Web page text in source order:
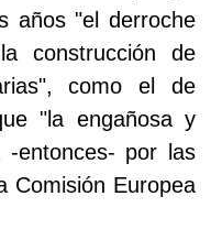
años "el derroche
construcción de
como el de
"la engañosa y
-entonces- por las
Comisión Europea